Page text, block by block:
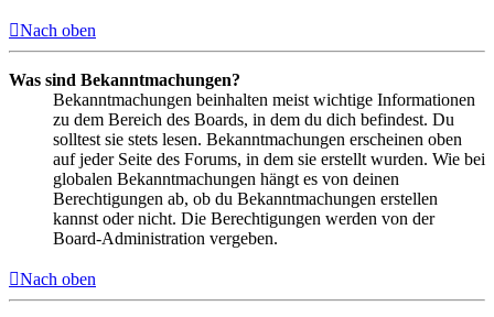
Nach oben
Was sind Bekanntmachungen?
Bekanntmachungen beinhalten meist wichtige Informationen
zu dem Bereich des Boards, in dem du dich befindest. Du
solltest sie stets lesen. Bekanntmachungen erscheinen oben
auf jeder Seite des Forums, in dem sie erstellt wurden. Wie bei
globalen Bekanntmachungen hängt es von deinen
Berechtigungen ab, ob du Bekanntmachungen erstellen
kannst oder nicht. Die Berechtigungen werden von der
Board-Administration vergeben.
Nach oben